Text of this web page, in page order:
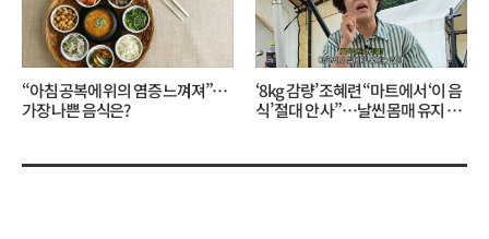
“아침 공복에 위의 염증 느껴져”…
가장 나쁜 음식은?
‘8kg 감량’ 조혜련 “마트에서 ‘이 음
식’ 절대 안 사”…날씬 몸매 유지 비